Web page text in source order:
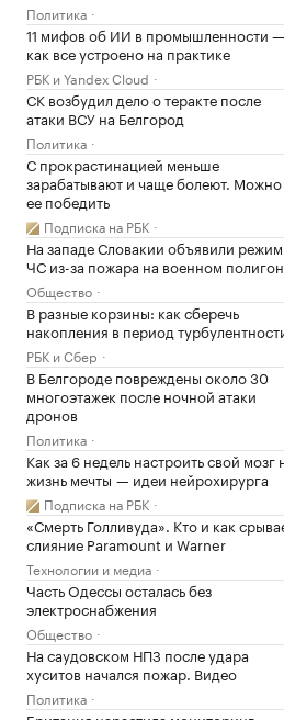
Политика
11 мифов об ИИ в промышленности
как все устроено на практике
РБК и Yandex Cloud
СК возбудил дело о теракте после
атаки ВСУ на Белгород
Политика
С прокрастинацией меньше
зарабатывают и чаще болеют. Можно
ее победить
Подписка на РБК
На западе Словакии объявили режим
ЧС из-за пожара на военном
Общество
В разные корзины: как сберечь
накопления в период
РБК и Сбер
В Белгороде повреждены около 30
многоэтажек после ночной атаки
дронов
Политика
Как за 6 недель настроить свой мозг
жизнь мечты — идеи нейрохирурга
Подписка на РБК
«Смерть Голливуда». Кто и как
слияние Paramount и Warner
Технологии и медиа
Часть Одессы осталась без
электроснабжения
Общество
На саудовском НПЗ после удара
хуситов начался пожар. Видео
Политика